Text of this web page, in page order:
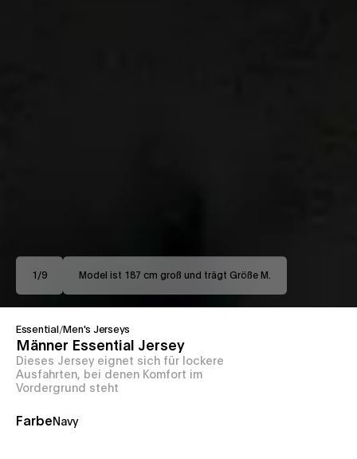
1 /9 Model ist 187 cm groß und trägt Größe M.
Essential /Men's Jerseys
Männer Essential Jersey
Dieses Jersey eignet sich für lockere
Ausfahrten, bei denen Komfort im
Vordergrund steht
Farbe Navy